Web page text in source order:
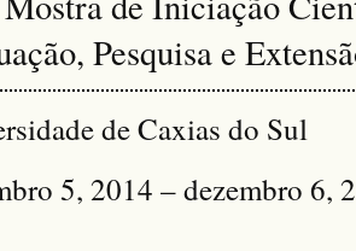
Pesquisa e
de Caxias do Sul
5, 2014 – dezembro 6,